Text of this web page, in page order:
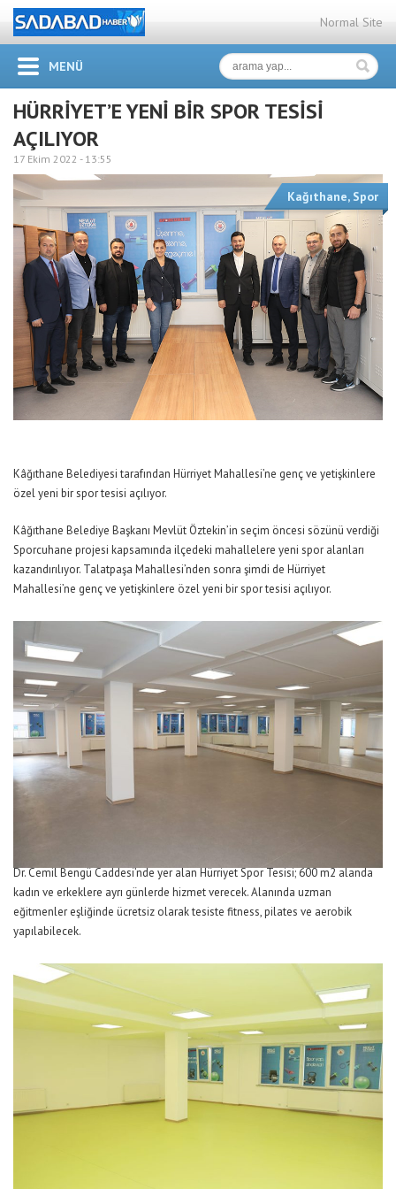
Normal Site
MENÜ
HÜRRİYET’E YENİ BİR SPOR TESİSİ
AÇILIYOR
17 Ekim 2022 - 13:55
Kağıthane, Spor
Kâğıthane Belediyesi tarafından Hürriyet Mahallesi’ne genç ve yetişkinlere
özel yeni bir spor tesisi açılıyor.
Kâğıthane Belediye Başkanı Mevlüt Öztekin’in seçim öncesi sözünü verdiği
Sporcuhane projesi kapsamında ilçedeki mahallelere yeni spor alanları
kazandırılıyor. Talatpaşa Mahallesi’nden sonra şimdi de Hürriyet
Mahallesi’ne genç ve yetişkinlere özel yeni bir spor tesisi açılıyor.
Dr. Cemil Bengü Caddesi’nde yer alan Hürriyet Spor Tesisi; 600 m2 alanda
kadın ve erkeklere ayrı günlerde hizmet verecek. Alanında uzman
eğitmenler eşliğinde ücretsiz olarak tesiste fitness, pilates ve aerobik
yapılabilecek.